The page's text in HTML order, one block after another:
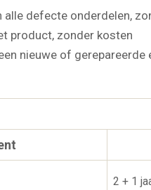
defecte onderdelen,
product, zonder kosten
nieuwe of gerepareerde
2 + 1